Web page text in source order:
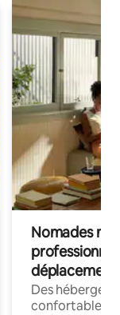
Nomades
déplacement
Des
confortables